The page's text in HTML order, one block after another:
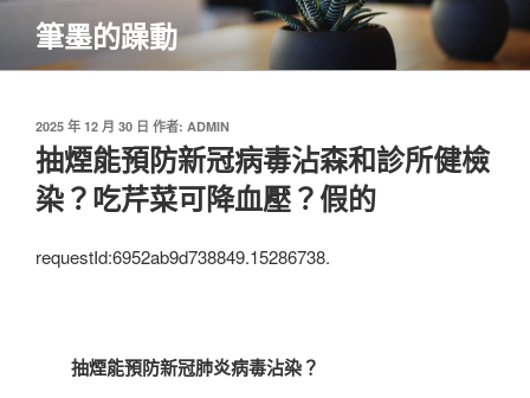
主
筆墨的躁動
發
佈
於
2025 年 12 月 30 日 作者: ADMIN
抽煙能預防新冠病毒沾森和診所健檢
染？吃芹菜可降血壓？假的
requestId:6952ab9d738849.15286738.
抽煙能預防新冠肺炎病毒沾染？